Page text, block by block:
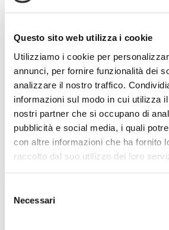
Questo sito web utilizza i cookie
Utilizziamo i cookie per
annunci, per fornire funzionalità dei
analizzare il nostro traffico.
informazioni sul modo in cui utilizza
nostri partner che si occupano di
pubblicità e social media, i quali
con altre informazioni che ha fornito
raccolto dal suo utilizzo dei loro
Necessari
scaricare l’invito al Convegno
Leggi tutto
CONVEGNO FINANZIARIA FIAIP
Posted on